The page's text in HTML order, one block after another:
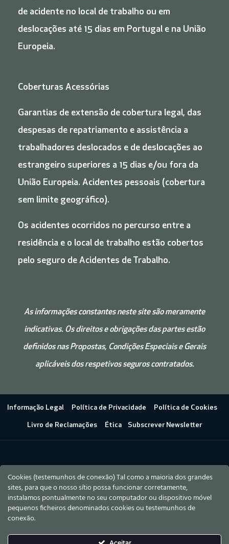
de acidente no local de trabalho ou em
deslocações até 15 dias em Portugal e na União
Europeia.
Coberturas Acessórias
Garantias de extensão de cobertura legal, das
despesas de repatriamento e assistência a
trabalhadores deslocados e de deslocações ao
estrangeiro superiores a 15 dias e/ou fora da
União Europeia. Acidentes pessoais (cobertura
sem limite geográfico).
Os acidentes ocorridos no percurso entre a
residência e o local de trabalho estão cobertos
pelo seguro de Acidentes de Trabalho.
As informações constantes neste site são meramente
indicativas. Os direitos e obrigações das partes estão
definidos nas Propostas, CondiçõesEspeciais e Gerais
aplicáveis dos respetivos seguros contratados.
Informação Legal Política de Privacidade Política de Cookies
Livro de Reclamações Ética Subscrever Newsletter
Cookies (testemunhos de conexão) Tal como a maioria dos grandes
sites, para que o nosso sítio possa funcionar corretamente,
instalamos pontualmente no seu computador ou dispositivo móvel
pequenos ficheiros denominados cookies ou testemunhos de
conexão.